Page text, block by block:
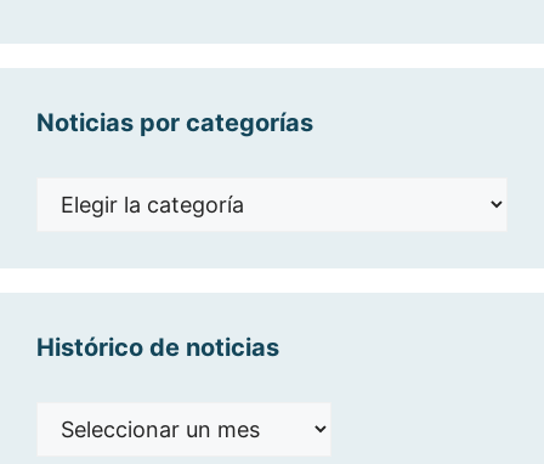
Noticias por categorías
Noticias
Histórico de noticias
Histórico